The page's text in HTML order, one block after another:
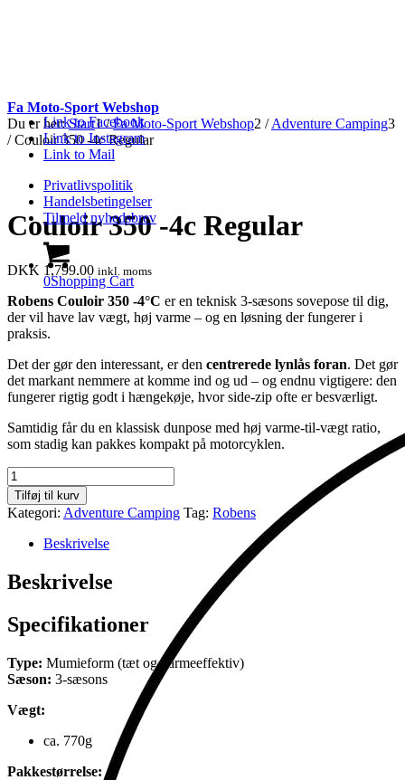
Link to Facebook
Link to Instagram
Link to Mail
Privatlivspolitik
Handelsbetingelser
Tilmeld nyhedsbrev
0Shopping Cart
Fa Moto-Sport Webshop
Du er her: Start1 / Fa Moto-Sport Webshop2 / Adventure Camping3
/ Couloir 350 -4c Regular
Couloir 350 -4c Regular
DKK 1,799.00 inkl. moms
Robens Couloir 350 -4°C er en teknisk 3-sæsons sovepose til dig,
der vil have lav vægt, høj varme – og en løsning der fungerer i
praksis.
Det der gør den interessant, er den centrerede lynlås foran. Det gør
det markant nemmere at komme ind og ud – og endnu vigtigere: den
fungerer rigtig godt i hængekøje, hvor side-zip ofte er besværligt.
Samtidig får du en klassisk dunpose med høj varme-til-vægt ratio,
som stadig kan pakkes kompakt på motorcyklen.
Couloir
350
-4c
Regular
antal
Tilføj til kurv
Kategori: Adventure Camping Tag: Robens
Beskrivelse
Beskrivelse
Specifikationer
Type: Mumieform (tæt og varmeeffektiv)
Sæson: 3-sæsons
Vægt:
ca. 770g
Pakkestørrelse: